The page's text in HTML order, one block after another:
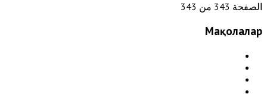
الصفحة 343 من 343
Мақолалар